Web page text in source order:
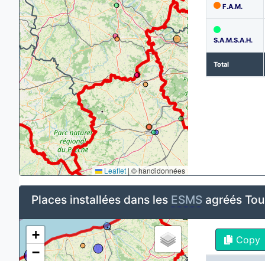
Leaflet | © handidonnées
F.A.M.
S.A.M.S.A.H.
Total
Places installées dans les ESMS agréés
+
−
Copy